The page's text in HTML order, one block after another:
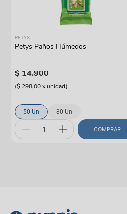
PETYS
Petys Paños Húmedos
$ 14.900
($ 298,00xunidad)
50 Un 80 Un
COMPRAR